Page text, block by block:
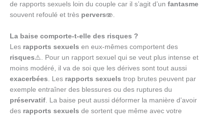
de rapports sexuels loin du couple car il s’agit d’un fantasme
souvent refoulé et très pervers🫨.
La baise comporte-t-elle des risques ?
Les rapports sexuels en eux-mêmes comportent des
risques⚠️. Pour un rapport sexuel qui se veut plus intense et
moins modéré, il va de soi que les dérives sont tout aussi
exacerbées. Les rapports sexuels trop brutes peuvent par
exemple entraîner des blessures ou des ruptures du
préservatif. La baise peut aussi déformer la manière d’avoir
des rapports sexuels de sortent que même avec votre